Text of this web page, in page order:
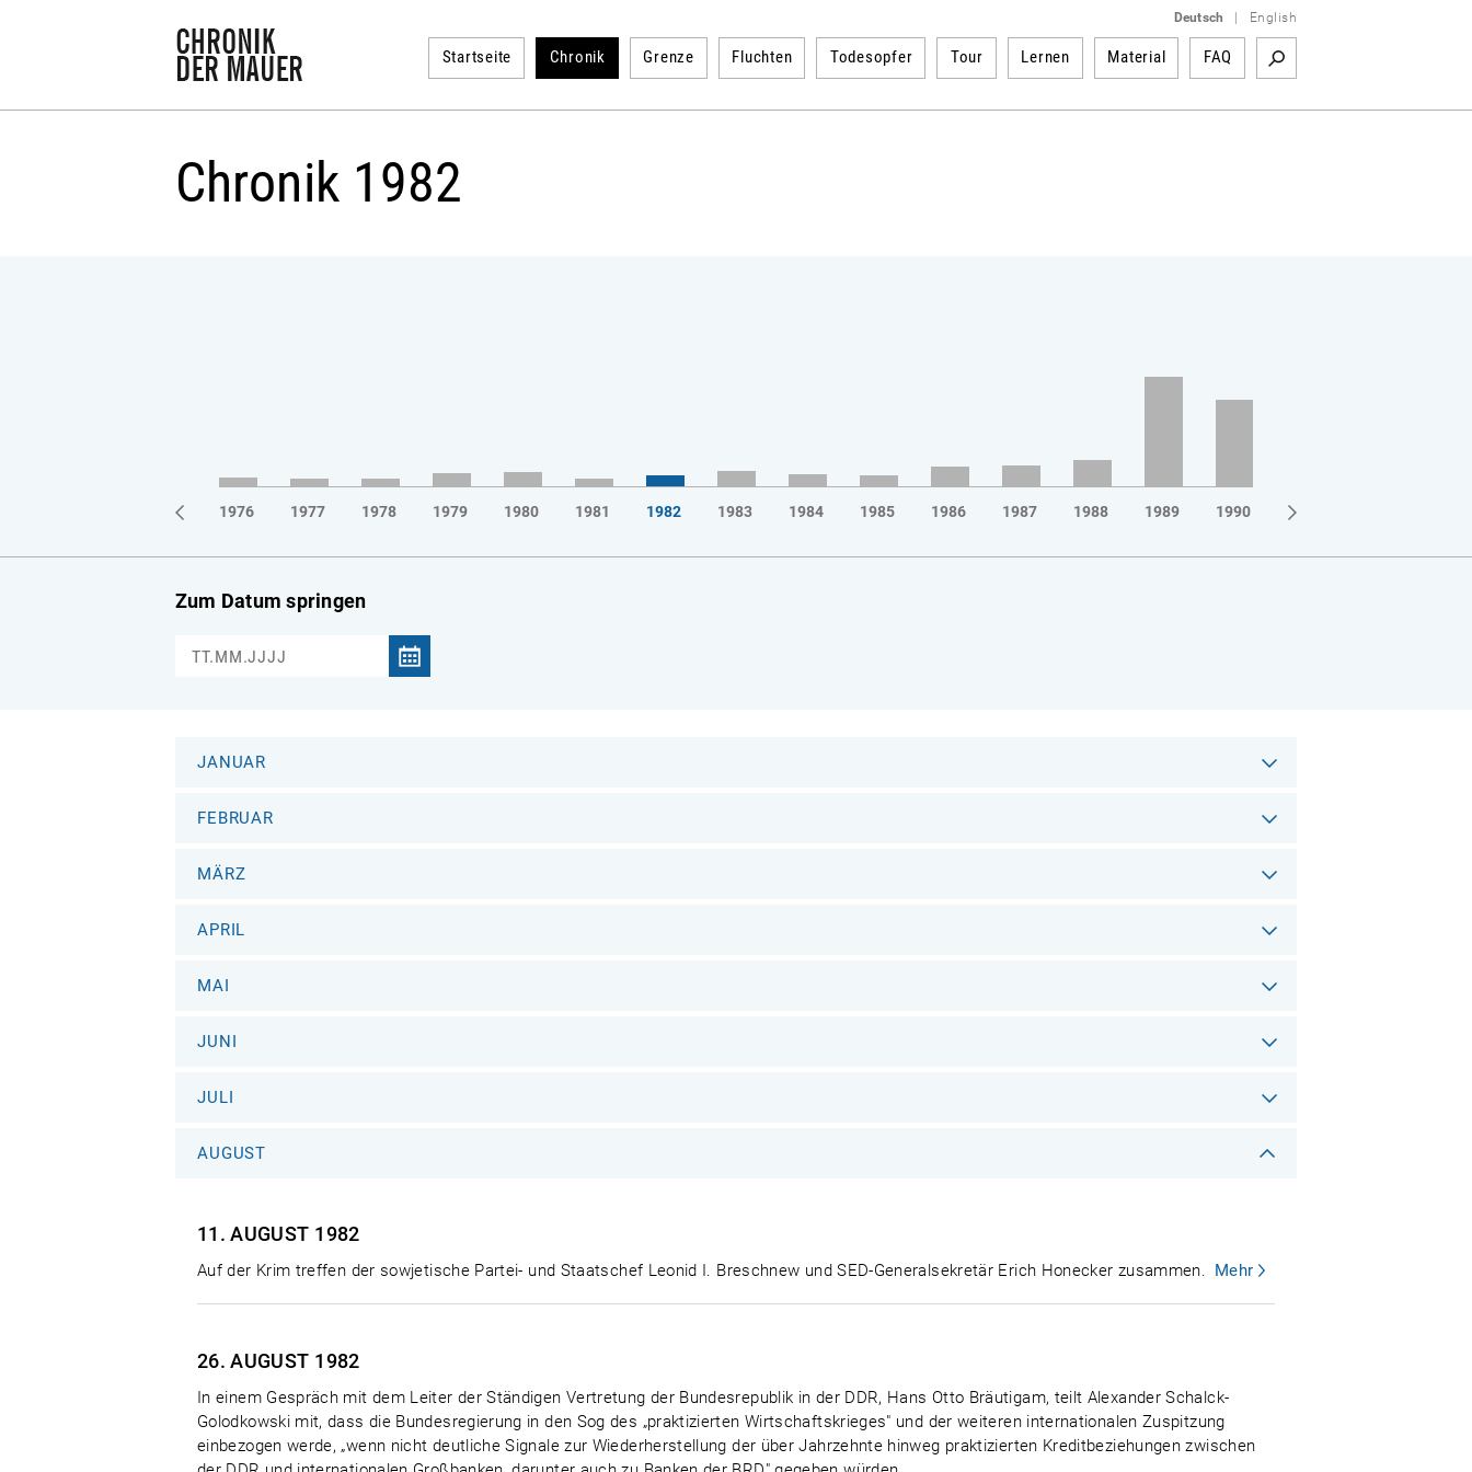
Deutsch English
Startseite Chronik Grenze Fluchten Todesopfer Tour Lernen Material FAQ
Chronik 1982
1975 1976 1977 1978 1979 1980 1981 1982 1983 1984 1985 1986 1987 1988 1989 1990
Zum Datum springen
JANUAR
FEBRUAR
MÄRZ
APRIL
MAI
JUNI
JULI
AUGUST
11. AUGUST 1982
Auf der Krim treffen der sowjetische Partei- und Staatschef Leonid I. Breschnew und SED-Generalsekretär Erich Honecker zusammen. Mehr
26. AUGUST 1982
In einem Gespräch mit dem Leiter der Ständigen Vertretung der Bundesrepublik in der DDR, Hans Otto Bräutigam, teilt Alexander Schalck-
Golodkowski mit, dass die Bundesregierung in den Sog des „praktizierten Wirtschaftskrieges" und der weiteren internationalen Zuspitzung
einbezogen werde, „wenn nicht deutliche Signale zur Wiederherstellung der über Jahrzehnte hinweg praktizierten Kreditbeziehungen zwischen